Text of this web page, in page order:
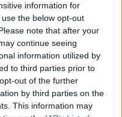
information for
the below opt-out
note that after your
continue seeing
information utilized by
to third parties prior to
out of the further
by third parties on the
This information may